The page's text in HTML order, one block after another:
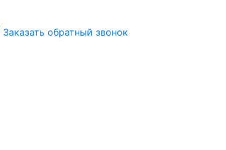
Заказать обратный звонок